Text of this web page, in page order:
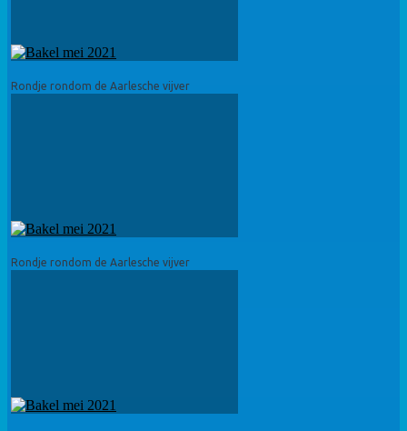
Rondje rondom de Aarlesche vijver
Rondje rondom de Aarlesche vijver